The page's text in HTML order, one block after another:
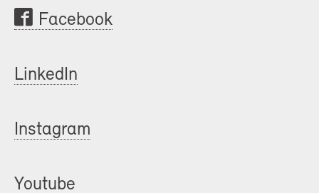
Facebook
LinkedIn
Instagram
Youtube